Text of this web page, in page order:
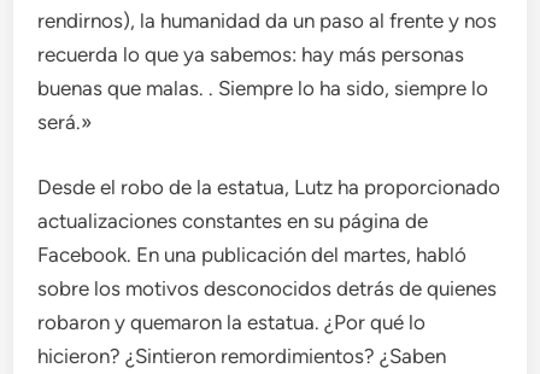
rendirnos), la humanidad da un paso al frente y nos
recuerda lo que ya sabemos: hay más personas
buenas que malas. . Siempre lo ha sido, siempre lo
será.»
Desde el robo de la estatua, Lutz ha proporcionado
actualizaciones constantes en su página de
Facebook. En una publicación del martes, habló
sobre los motivos desconocidos detrás de quienes
robaron y quemaron la estatua. ¿Por qué lo
hicieron? ¿Sintieron remordimientos? ¿Saben